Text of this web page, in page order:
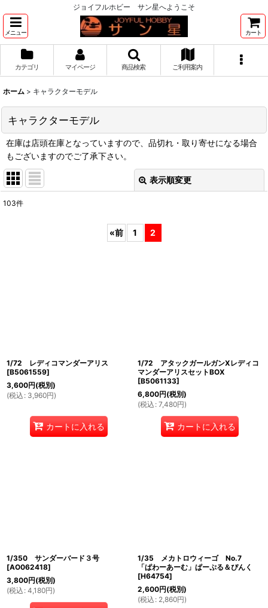
ジョイフルホビー サン星へようこそ
メニュー カート
カテゴリ マイページ 商品検索 ご利用案内
ホーム > キャラクターモデル
キャラクターモデル
在庫は店頭在庫となっていますので、品切れ・取り寄せになる場合
もございますのでご了承下さい。
表示順変更
103件
«前 1 2
1/72 レディコマンダーアリス
[B5061559]
3,600円(税別)
(税込 : 3,960円)
カートに入れる
1/72 アタックガールガンXレディコ
マンダーアリスセットBOX
[B5061133]
6,800円(税別)
(税込 : 7,480円)
カートに入れる
1/350 サンダーバード３号
[AO062418]
3,800円(税別)
(税込 : 4,180円)
1/35 メカトロウィーゴ No.7
「ぱわーあーむ」ぱーぷる＆ぴんく
[H64754]
2,600円(税別)
(税込 : 2,860円)